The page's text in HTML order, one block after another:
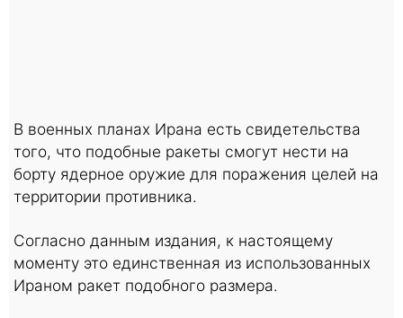
В военных планах Ирана есть свидетельства
того, что подобные ракеты смогут нести на
борту ядерное оружие для поражения целей на
территории противника.
Согласно данным издания, к настоящему
моменту это единственная из использованных
Ираном ракет подобного размера.